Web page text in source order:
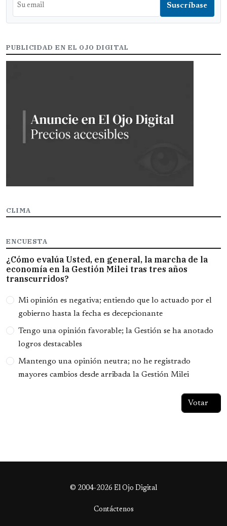
PUBLICIDAD EN EL OJO DIGITAL
CLIMA
ENCUESTA
¿Cómo evalúa Usted, en general, la marcha de la
economía en la Gestión Milei tras tres años
transcurridos?
Opciones
Mi opinión es negativa; entiendo que lo actuado por el
gobierno hasta la fecha es decepcionante
Tengo una opinión favorable; la Gestión se ha anotado
logros destacables
Mantengo una opinión neutra; no he registrado
mayores cambios desde arribada la Gestión Milei
© 2004-2026 El Ojo Digital
Contáctenos